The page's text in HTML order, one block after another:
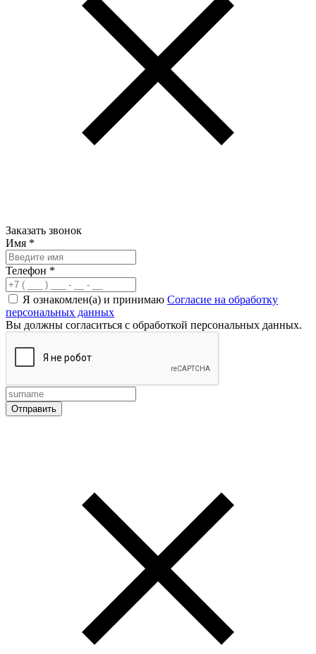
Заказать звонок
Имя *
Телефон *
Я ознакомлен(а) и принимаю Согласие на обработку
персональных данных
Вы должны согласиться с обработкой персональных данных.